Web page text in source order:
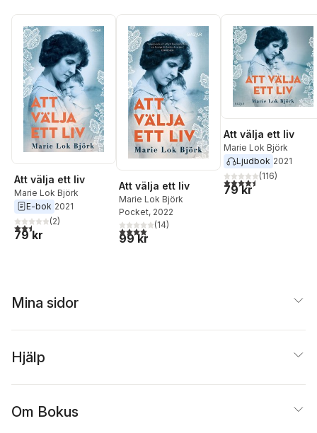
Att välja ett liv
Marie Lok Björk
E-bok 2021
2,5utav 5 stjärnor. Totalt antal röster:
(2)
79 kr
Att välja ett liv
Marie Lok Björk
Pocket, 2022
4,0utav 5 stjärnor. Totalt antal röster:
(14)
99 kr
Att välja ett liv
Marie Lok Björk
Ljudbok 2021
4,5utav 5 stjärnor.
(116)
79 kr
Mina sidor
Hjälp
Om Bokus